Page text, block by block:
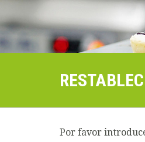
Por favor